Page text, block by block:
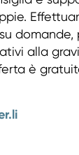
alla
è